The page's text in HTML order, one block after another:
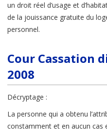
un droit réel d’usage et
de la jouissance gratuite du
personnel.
Cour Cassation
2008
Décryptage :
La personne qui a obtenu
constamment et en aucun cas